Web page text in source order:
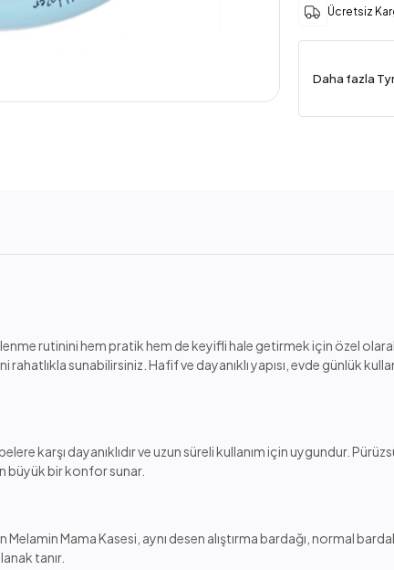
Ücretsiz
Daha fazla
rutinini hem pratik hem de keyifli hale getirmek için özel
sunabilirsiniz. Hafif ve dayanıklı yapısı, evde günlük
karşı dayanıklıdır ve uzun süreli kullanım için uygundur.
büyük bir konfor sunar.
Mama Kasesi, aynı desen alıştırma bardağı, normal
tanır.